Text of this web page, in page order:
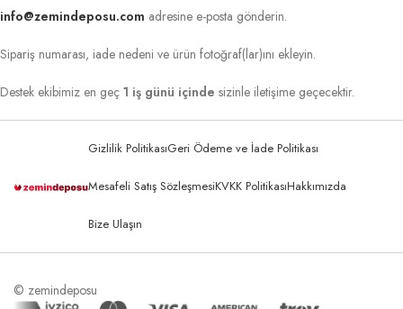
info@zemindeposu.com adresine e-posta gönderin.
Sipariş numarası, iade nedeni ve ürün fotoğraf(lar)ını ekleyin.
Destek ekibimiz en geç 1 iş günü içinde sizinle iletişime geçecektir.
Gizlilik PolitikasıGeri Ödeme ve İade Politikası
Mesafeli Satış SözleşmesiKVKK PolitikasıHakkımızda
Bize Ulaşın
© zemindeposu